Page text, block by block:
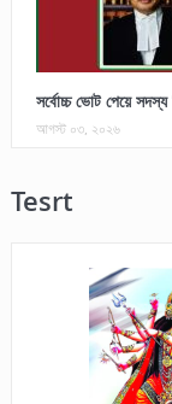
সর্বোচ্চ ভোট পেয়ে
আগস্ট ০৩, ২০২৬
Tesrt